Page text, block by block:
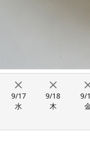
9/17
水
9/18
木
9/